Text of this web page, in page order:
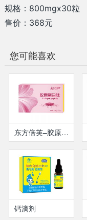
规格：800mgx30粒
售价：368元
您可能喜欢
东方倍芙–胶原蛋白
钙滴剂